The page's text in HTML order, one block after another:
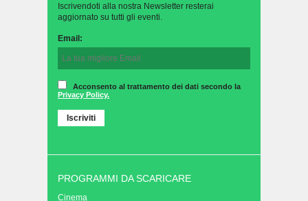
Iscrivendoti alla nostra Newsletter resterai
aggiornato su tutti gli eventi.
Email:
Acconsento al trattamento dei dati secondo la
Privacy Policy.
PROGRAMMI DA SCARICARE
Cinema